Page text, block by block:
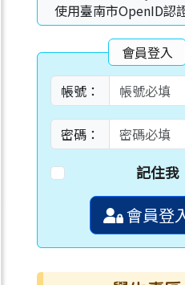
躍報名參加
筆：國教署辦理「科學教
使用臺南市OpenID認
會員登入
帳號：
密碼：
記住我
會員登